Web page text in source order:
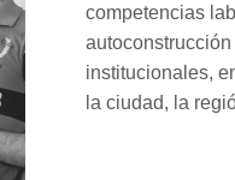
competencias
institucionales,
la ciudad, la